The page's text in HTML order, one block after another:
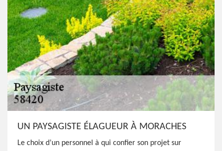
UN PAYSAGISTE ÉLAGUEUR À MORACHES
Le choix d’un personnel à qui confier son projet sur